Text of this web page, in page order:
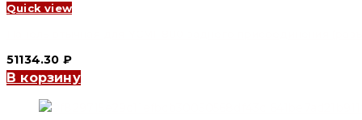
Quick view
51134.30 ₽
В корзину